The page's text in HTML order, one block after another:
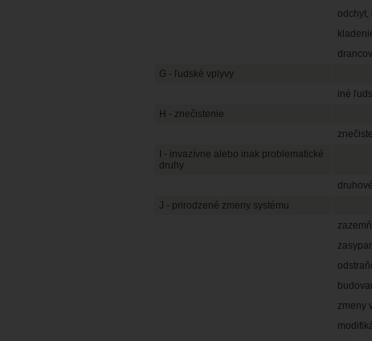
odchyt,
G - ľudské vplyvy
iné
H - znečistenie
I - invazívne alebo inak problematické
druhy
J - prirodzené zmeny systému
zmeny